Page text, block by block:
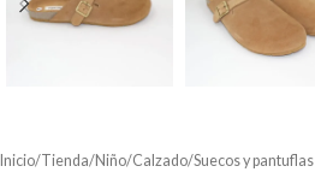
Inicio/Tienda/Niño/Calzado/Suecos y pantuflas